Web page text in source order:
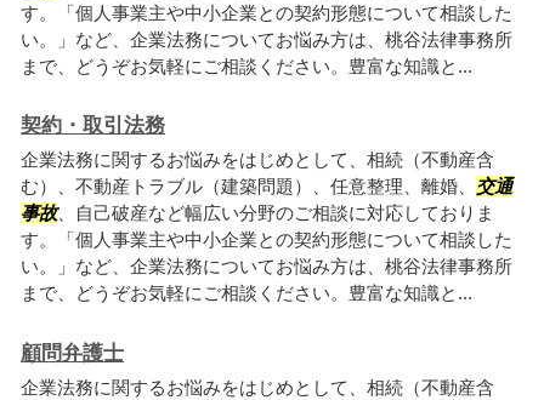
す。「個人事業主や中小企業との契約形態について相談した
い。」など、企業法務についてお悩み方は、桃谷法律事務所
まで、どうぞお気軽にご相談ください。豊富な知識と...
契約・取引法務
企業法務に関するお悩みをはじめとして、相続（不動産含
む）、不動産トラブル（建築問題）、任意整理、離婚、 交通
事故、自己破産など幅広い分野のご相談に対応しておりま
す。「個人事業主や中小企業との契約形態について相談した
い。」など、企業法務についてお悩み方は、桃谷法律事務所
まで、どうぞお気軽にご相談ください。豊富な知識と...
顧問弁護士
企業法務に関するお悩みをはじめとして、相続（不動産含